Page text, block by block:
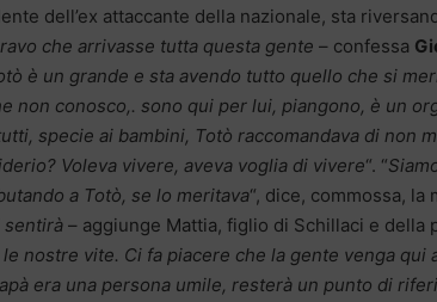
dell’ex attaccante della nazionale, sta
che arrivasse tutta questa gente – confessa
è un grande e sta avendo tutto quello che si
non conosco,. sono qui per lui, piangono, è un
specie ai bambini, Totò raccomandava di non
Voleva vivere, aveva voglia di vivere“. “
a Totò, se lo meritava“, dice, commossa, la
sentirà – aggiunge Mattia, figlio di Schillaci e della
nostre vite. Ci fa piacere che la gente venga qui
era una persona umile, resterà un punto di